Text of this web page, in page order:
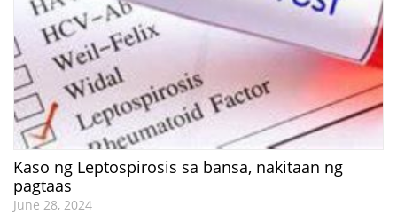
Kaso ng Leptospirosis sa bansa, nakitaan ng
pagtaas
June 28, 2024